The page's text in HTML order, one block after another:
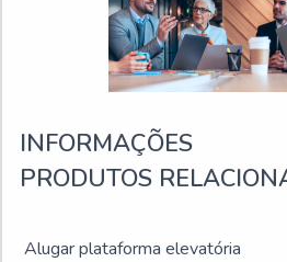
INFORMAÇÕES
PRODUTOS
Alugar plataforma elevatória